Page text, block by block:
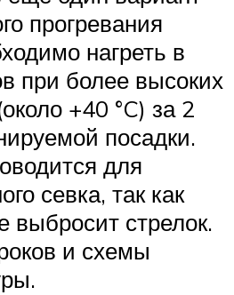
прогревания
нагреть в
при более высоких
+40 °C) за 2
посадки.
для
севка, так как
выбросит стрелок.
и схемы